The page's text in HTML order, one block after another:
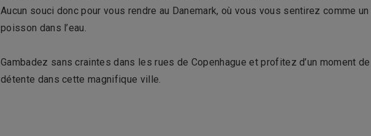
Aucun souci donc pour vous rendre au Danemark, où vous vous sentirez comme un
poisson dans l’eau.
Gambadez sans craintes dans les rues de Copenhague et profitez d’un moment de
détente dans cette magnifique ville.